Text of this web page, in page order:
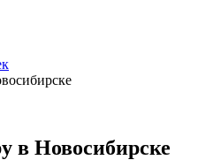
в Новосибирске